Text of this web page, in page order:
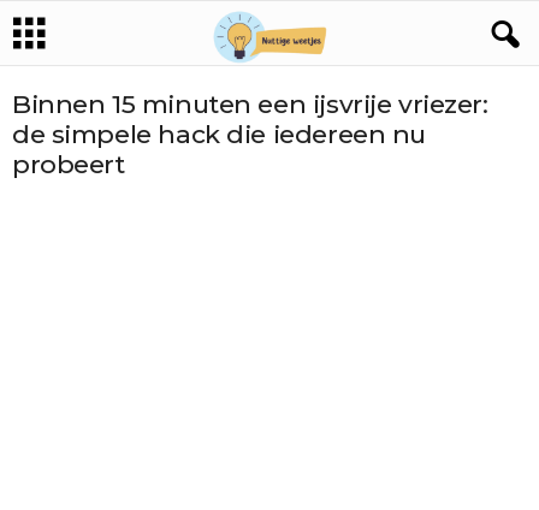
Binnen 15 minuten een ijsvrije vriezer:
de simpele hack die iedereen nu
probeert